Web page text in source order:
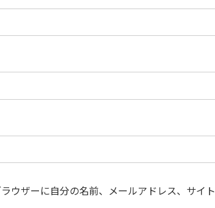
ウザーに自分の名前、メールアドレス、サイト